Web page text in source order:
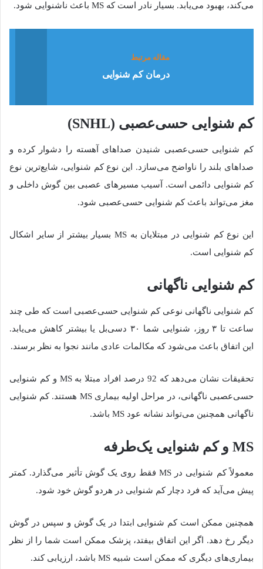
می‌کند، بهبود می‌یابد. بسیار نادر است که MS باعث ناشنوایی شود.
مقاله مرتبط
درمان کم شنوایی
کم شنوایی حسی‌عصبی (SNHL)
کم شنوایی حسی‌عصبی شنیدن صداهای آهسته را دشوار کرده و
صداهای بلند را ناواضح می‌سازد. این نوع کم شنوایی، شایع‌ترین نوع
کم شنوایی دائمی است. آسیب مسیرهای عصبی بین گوش داخلی و
مغز می‌تواند باعث کم شنوایی حسی‌عصبی شود.
این نوع کم شنوایی در مبتلایان به MS بسیار بیشتر از سایر اشکال
کم شنوایی است.
کم شنوایی ناگهانی
کم شنوایی ناگهانی نوعی کم شنوایی حسی‌عصبی است که طی چند
ساعت تا ۳ روز، شنوایی شما ۳۰ دسی‌بل یا بیشتر کاهش می‌یابد.
این اتفاق باعث می‌شود که مکالمات عادی مانند نجوا به نظر برسند.
تحقیقات نشان می‌دهد که 92 درصد افراد مبتلا به MS و کم شنوایی
حسی‌عصبی ناگهانی، در مراحل اولیه بیماری MS هستند. کم شنوایی
ناگهانی همچنین می‌تواند نشانه عود MS باشد.
MS و کم شنوایی یک‌طرفه
معمولاً کم شنوایی در MS فقط روی یک گوش تأثیر می‌گذارد. کمتر
پیش می‌آید که فرد دچار کم شنوایی در هردو گوش خود شود.
همچنین ممکن است کم شنوایی ابتدا در یک گوش و سپس در گوش
دیگر رخ دهد. اگر این اتفاق بیفتد، پزشک ممکن است شما را از نظر
بیماری‌های دیگری که ممکن است شبیه MS باشد، ارزیابی کند.